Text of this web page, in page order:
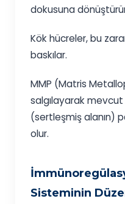
dokusuna
Kök hücreler, bu
baskılar.
MMP (Matris
salgılayarak
(sertleşmiş alanın)
olur.
Sisteminin